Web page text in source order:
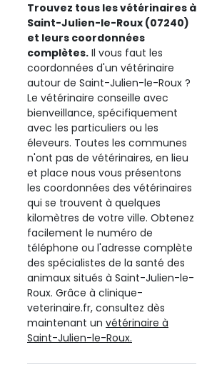
Trouvez tous les vétérinaires à
Saint-Julien-le-Roux (07240)
et leurs coordonnées
complètes. Il vous faut les
coordonnées d'un vétérinaire
autour de Saint-Julien-le-Roux ?
Le vétérinaire conseille avec
bienveillance, spécifiquement
avec les particuliers ou les
éleveurs. Toutes les communes
n'ont pas de vétérinaires, en lieu
et place nous vous présentons
les coordonnées des vétérinaires
qui se trouvent à quelques
kilomètres de votre ville. Obtenez
facilement le numéro de
téléphone ou l'adresse complète
des spécialistes de la santé des
animaux situés à Saint-Julien-le-
Roux. Grâce à clinique-
veterinaire.fr, consultez dès
maintenant un vétérinaire à
Saint-Julien-le-Roux.